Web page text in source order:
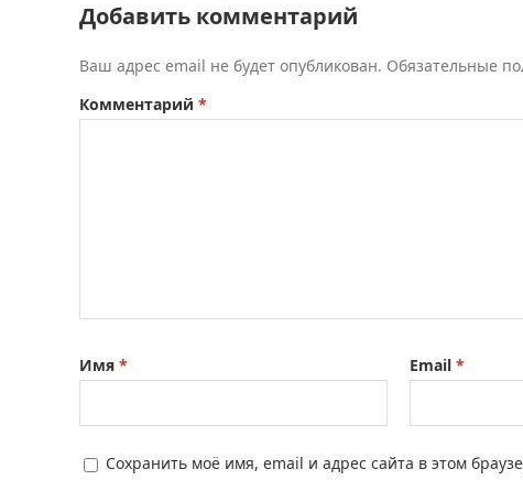
Добавить комментарий
Ваш адрес email не будет опубликован. Обязательные
Комментарий *
Имя * Email *
Сохранить моё имя, email и адрес сайта в этом